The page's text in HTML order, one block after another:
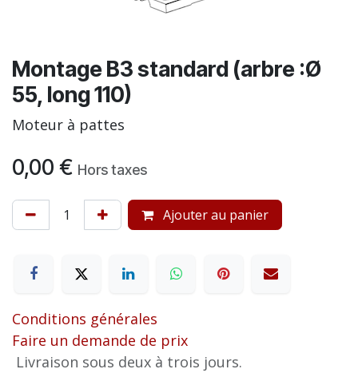
Montage B3 standard (arbre :Ø
55, long 110)
Moteur à pattes
0,00 € Hors taxes
Ajouter au panier
Conditions générales
Faire un demande de prix
Livraison sous deux à trois jours.